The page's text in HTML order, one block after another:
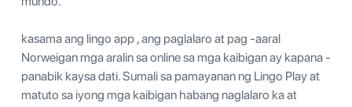
kasama ang lingo app , ang paglalaro at pag -aaral
Norweigan mga aralin sa online sa mga kaibigan ay kapana -
panabik kaysa dati. Sumali sa pamayanan ng Lingo Play at
matuto sa iyong mga kaibigan habang naglalaro ka at